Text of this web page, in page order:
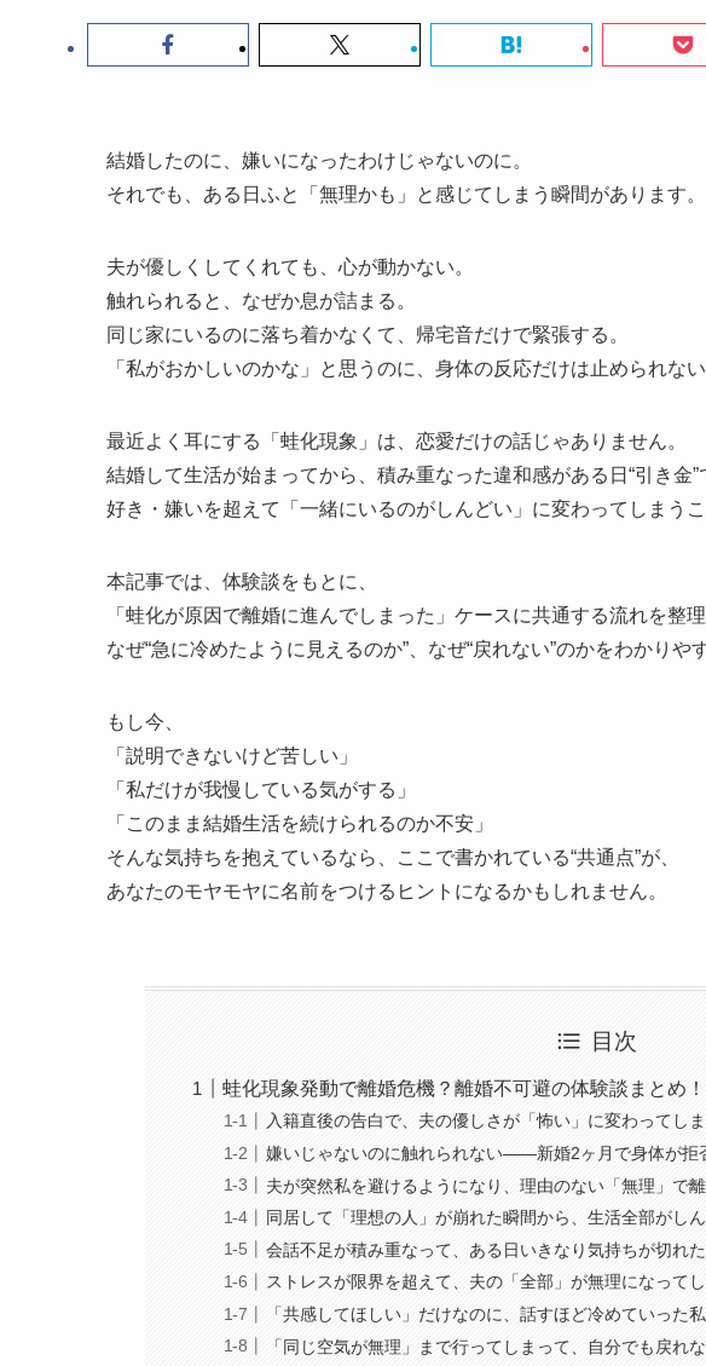
結婚したのに、嫌いになったわけじゃないのに。
それでも、ある日ふと「無理かも」と感じてしまう瞬間があります。
夫が優しくしてくれても、心が動かない。
触れられると、なぜか息が詰まる。
同じ家にいるのに落ち着かなくて、帰宅音だけで緊張する。
「私がおかしいのかな」と思うのに、身体の反応だけは止められな
最近よく耳にする「蛙化現象」は、恋愛だけの話じゃありません。
結婚して生活が始まってから、積み重なった違和感がある日“引き金”
好き・嫌いを超えて「一緒にいるのがしんどい」に変わってしまうこ
本記事では、体験談をもとに、
「蛙化が原因で離婚に進んでしまった」ケースに共通する流れを整理
なぜ“急に冷めたように見えるのか”、なぜ“戻れない”のかをわかりや
もし今、
「説明できないけど苦しい」
「私だけが我慢している気がする」
「このまま結婚生活を続けられるのか不安」
そんな気持ちを抱えているなら、ここで書かれている“共通点”が、
あなたのモヤモヤに名前をつけるヒントになるかもしれません。
目次
蛙化現象発動で離婚危機？離婚不可避の体験談まとめ！
入籍直後の告白で、夫の優しさが「怖い」に変わってし
嫌いじゃないのに触れられない——新婚2ヶ月で身体が拒
夫が突然私を避けるようになり、理由のない「無理」で
同居して「理想の人」が崩れた瞬間から、生活全部がし
会話不足が積み重なって、ある日いきなり気持ちが切れ
ストレスが限界を超えて、夫の「全部」が無理になって
「共感してほしい」だけなのに、話すほど冷めていった
「同じ空気が無理」まで行ってしまって、自分でも戻れ